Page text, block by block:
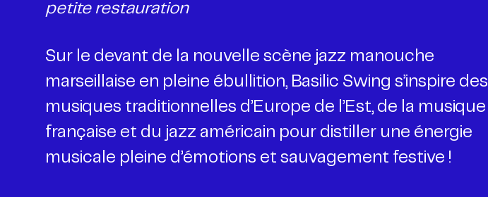
petite restauration
Sur le devant de la nouvelle scène jazz manouche
marseillaise en pleine ébullition, Basilic Swing s’inspire des
musiques traditionnelles d’Europe de l’Est, de la musique
française et du jazz américain pour distiller une énergie
musicale pleine d’émotions et sauvagement festive !